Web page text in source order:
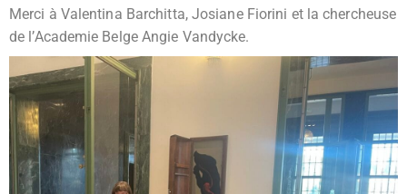
Merci à Valentina Barchitta, Josiane Fiorini et la chercheuse
de l’Academie Belge Angie Vandycke.